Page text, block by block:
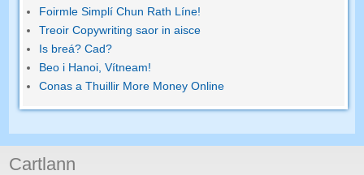
Foirmle Simplí Chun Rath Líne!
Treoir Copywriting saor in aisce
Is breá? Cad?
Beo i Hanoi, Vítneam!
Conas a Thuillir More Money Online
Cartlann